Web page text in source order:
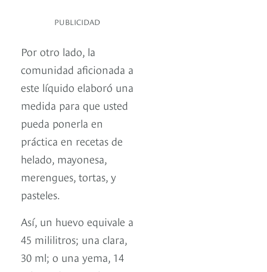
PUBLICIDAD
Por otro lado, la
comunidad aficionada a
este líquido elaboró una
medida para que usted
pueda ponerla en
práctica en recetas de
helado, mayonesa,
merengues, tortas, y
pasteles.
Así, un huevo equivale a
45 mililitros; una clara,
30 ml; o una yema, 14